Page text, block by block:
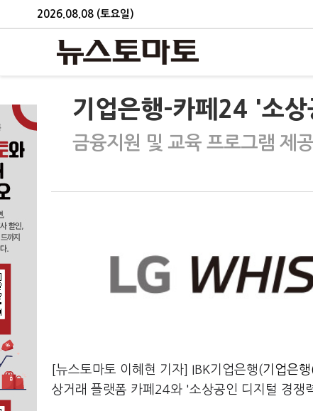
2026.08.08 (토요일)
기업은행-카페24 '소
금융지원 및 교육 프로그램 제공
[뉴스토마토 이혜현 기자] IBK기업은행(기업은
상거래 플랫폼 카페24와 '소상공인 디지털 경쟁